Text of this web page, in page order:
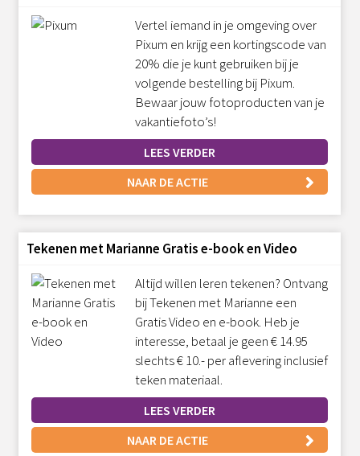
Vertel iemand in je omgeving over
Pixum en krijg een kortingscode van
20% die je kunt gebruiken bij je
volgende bestelling bij Pixum.
Bewaar jouw fotoproducten van je
vakantiefoto’s!
LEES VERDER
NAAR DE ACTIE
Tekenen met Marianne Gratis e-book en Video
Altijd willen leren tekenen? Ontvang
bij Tekenen met Marianne een
Gratis Video en e-book. Heb je
interesse, betaal je geen € 14.95
slechts € 10.- per aflevering inclusief
teken materiaal.
LEES VERDER
NAAR DE ACTIE